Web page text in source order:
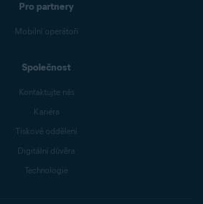
Pro partnery
Mobilní operátoři
Společnost
Kontaktujte nás
Kariéra
Tiskové oddělení
Digitální důvěra
Technologie